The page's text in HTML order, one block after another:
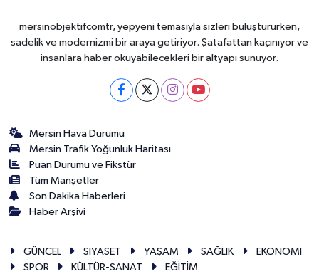
mersinobjektifcomtr, yepyeni temasıyla sizleri buluştururken,
sadelik ve modernizmi bir araya getiriyor. Şatafattan kaçınıyor ve
insanlara haber okuyabilecekleri bir altyapı sunuyor.
Mersin Hava Durumu
Mersin Trafik Yoğunluk Haritası
Puan Durumu ve Fikstür
Tüm Manşetler
Son Dakika Haberleri
Haber Arşivi
GÜNCEL SİYASET YAŞAM SAĞLIK
EKONOMİ
SPOR
KÜLTÜR-SANAT EĞİTİM